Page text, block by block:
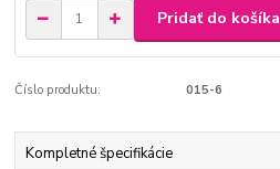
Pridať do košíka
Číslo produktu: 015-6
Kompletné špecifikácie